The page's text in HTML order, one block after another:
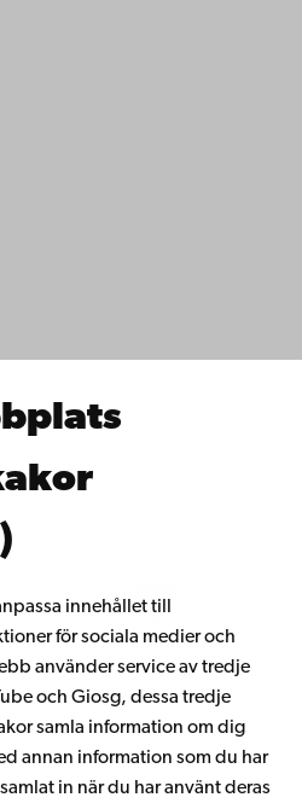
innehållet till
för sociala medier och
använder service av tredje
och Giosg, dessa tredje
samla information om dig
annan information som du har
in när du har använt deras
alumnnätverk
YouTube LinkedIn Blog Snapchat